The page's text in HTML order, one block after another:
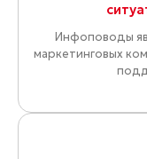
Инфоповоды
маркетинговых